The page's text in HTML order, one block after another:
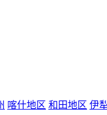
喀什地区 和田地区 伊